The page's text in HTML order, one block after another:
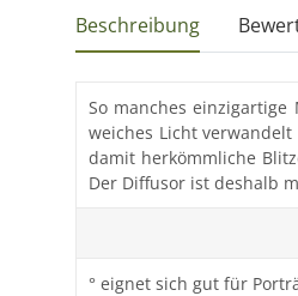
Beschreibung
So manches
weiches Licht
damit herkömmliche
Der Diffusor ist deshalb
° eignet sich gut für